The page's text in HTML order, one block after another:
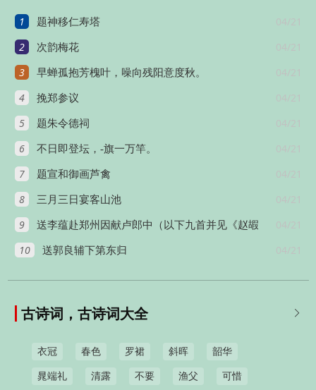
六首
六首
六十首
1 04/21
题神移仁寿塔
2 04/21
次韵梅花
3 04/21
早蝉孤抱芳槐叶，噪向残阳意度秋。
4 04/21
挽郑参议
5 04/21
题朱令德祠
6 04/21
不日即登坛，-旗一万竿。
7 04/21
题宣和御画芦禽
8 04/21
三月三日宴客山池
9 04/21
送李蕴赴郑州因献卢郎中（以下九首并见《赵嘏
集》）
10 04/21
送郭良辅下第东归

古诗词，古诗词大全
衣冠 春色 罗裙 斜晖 韶华
晁端礼 清露 不要 渔父 可惜